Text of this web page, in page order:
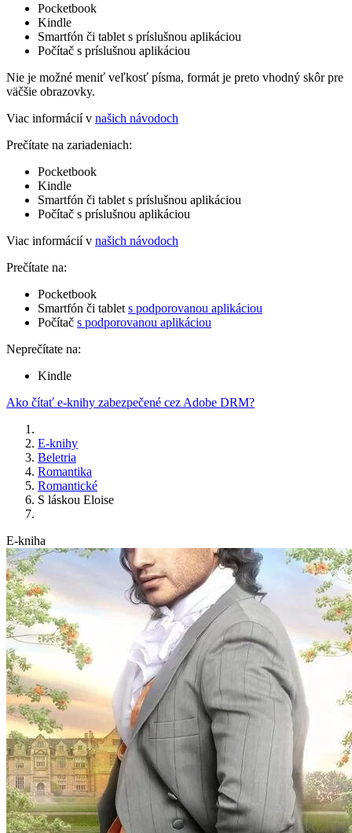
Pocketbook
Kindle
Smartfón či tablet s príslušnou aplikáciou
Počítač s príslušnou aplikáciou
Nie je možné meniť veľkosť písma, formát je preto vhodný skôr pre
väčšie obrazovky.
Viac informácií v našich návodoch
Prečítate na zariadeniach:
Pocketbook
Kindle
Smartfón či tablet s príslušnou aplikáciou
Počítač s príslušnou aplikáciou
Viac informácií v našich návodoch
Prečítate na:
Pocketbook
Smartfón či tablet s podporovanou aplikáciou
Počítač s podporovanou aplikáciou
Neprečítate na:
Kindle
Ako čítať e-knihy zabezpečené cez Adobe DRM?
E-knihy
Beletria
Romantika
Romantické
S láskou Eloise
E-kniha